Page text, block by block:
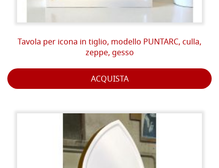
Tavola per icona in tiglio, modello PUNTARC, culla,
zeppe, gesso
ACQUISTA